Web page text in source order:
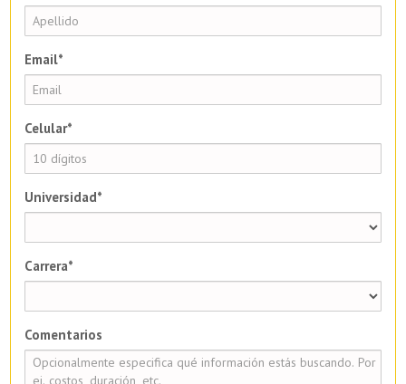
Email*
Celular*
Universidad*
Carrera*
Comentarios